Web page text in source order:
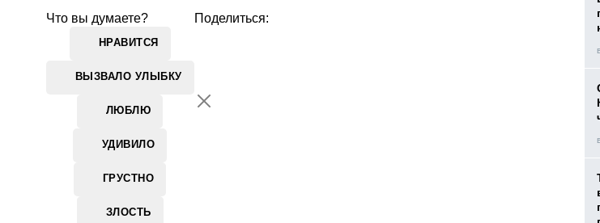
Что вы думаете?
НРАВИТСЯ
ВЫЗВАЛО УЛЫБКУ
ЛЮБЛЮ
УДИВИЛО
ГРУСТНО
ЗЛОСТЬ
Поделиться: